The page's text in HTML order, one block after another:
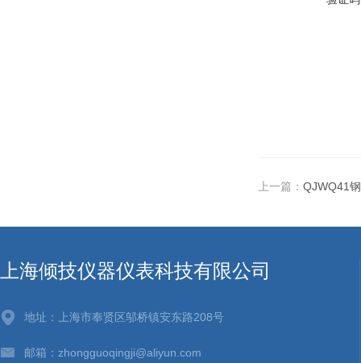
上一篇： QJWQ41
上海倾技仪器仪表科技有限公司
地址：上海市奉贤区邬桥镇安东路208号
邮箱：zhongguoqingji@aliyun.com